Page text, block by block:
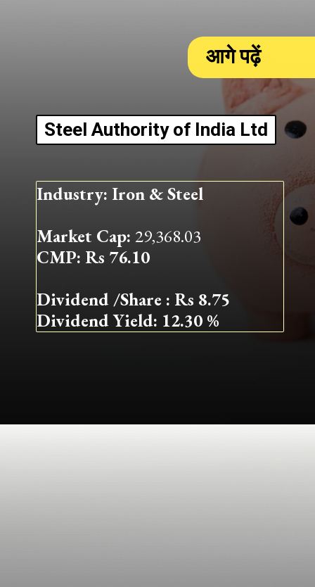
Industry: Iron & Steel
Market Cap:29,368.03
CMP: Rs 76.10
Dividend /Share : Rs 8.75
Dividend Yield: 12.30 %
Steel Authority of India Ltd
आगे पढ़ें